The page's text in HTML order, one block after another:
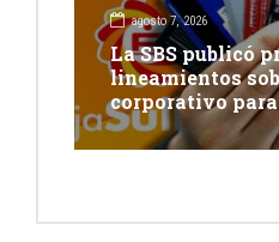
agosto 7, 2026
La SBS publicó
lineamientos
corporativo